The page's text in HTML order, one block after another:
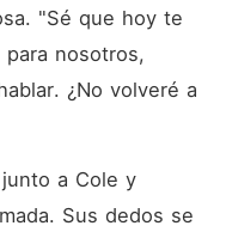
suplicó: "Dame otra
oportunidad". Shane la atrajo
hacia sí y le dijo a ese
frialdad: "Demasiado tarde,
"Sé que hoy te
nosotros,
¿No volveré a
a Cole y
Sus dedos se